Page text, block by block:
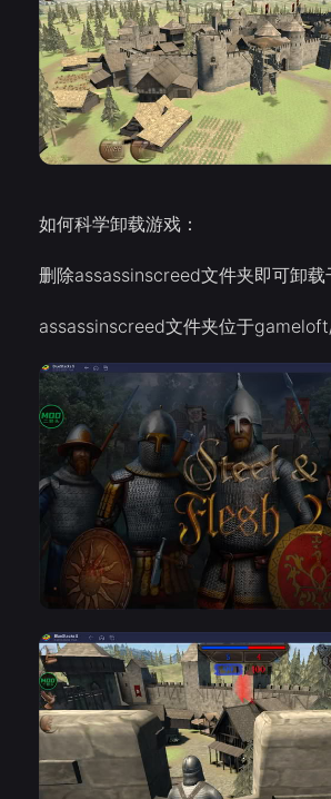
如何科学卸载游戏：
删除assassinscreed文件夹即可卸载
assassinscreed文件夹位于